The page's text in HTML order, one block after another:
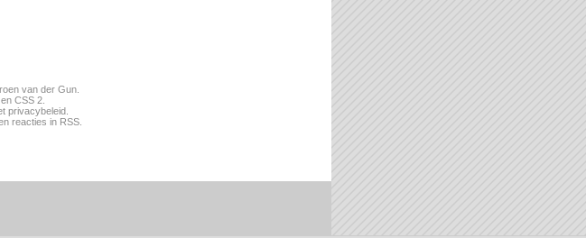
van der Gun.
CSS 2.
privacybeleid.
reacties in RSS.